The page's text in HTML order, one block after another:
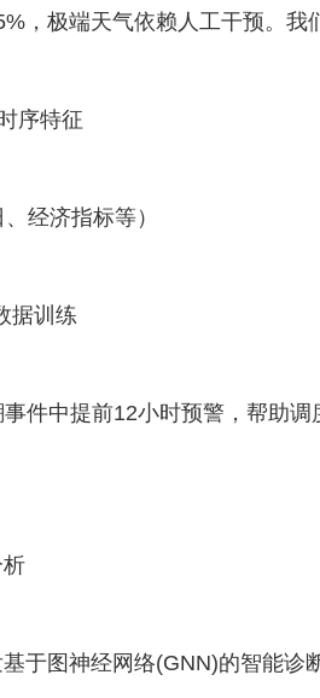
，极端天气依赖人工干预。我
序特征
经济指标等）
据训练
件中提前12小时预警，帮助
于图神经网络(GNN)的智能诊